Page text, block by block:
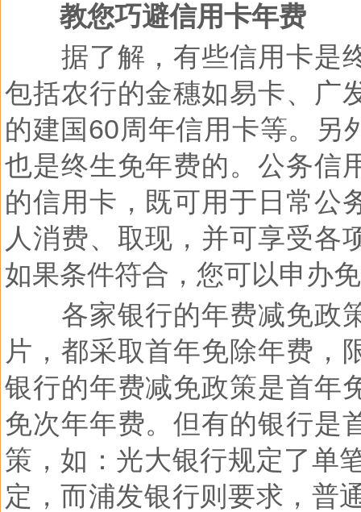
教您巧避信用卡年费
据了解，有些信用卡是
包括农行的金穗如易卡、广
的建国60周年信用卡等。另
也是终生免年费的。公务信
的信用卡，既可用于日常公
人消费、取现，并可享受各
如果条件符合，您可以申办
各家银行的年费减免政
片，都采取首年免除年费，
银行的年费减免政策是首年
免次年年费。但有的银行是
策，如：光大银行规定了单
定，而浦发银行则要求，普